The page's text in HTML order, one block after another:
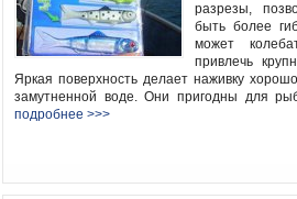
разрезы,
быть более
может
привлечь
Яркая поверхность делает наживку
замутненной воде. Они пригодны для
подробнее >>>